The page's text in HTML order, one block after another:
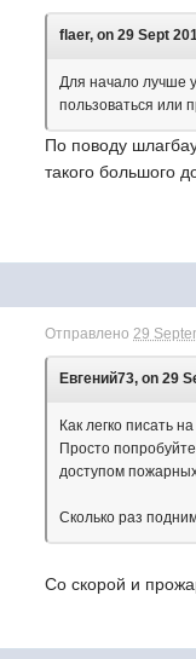
flaer, on 29 Sept
Для начало лучше
пользоваться или
По поводу
такого большого
Отправлено29
Евгений73, on 29
Как легко писать
Просто
доступом
Сколько раз
Со скорой и